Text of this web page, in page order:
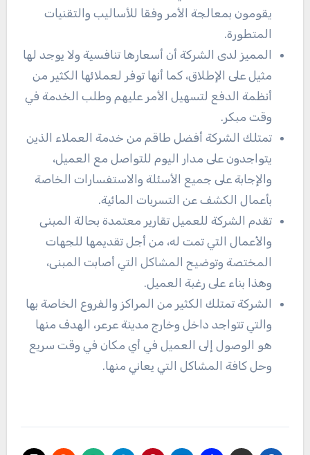
يقومون بمعالجة الأمر وفقا للأساليب والتقنيات
المتطورة.
المميز لدى الشركة أن أسعارها تنافسية ولا يوجد لها
مثيل على الإطلاق، كما أنها توفر لعملائها الكثير من
أنظمة الدفع لتسهيل الأمر عليهم وطلب الخدمة في
وقت مبكر.
تمتلك الشركة أفضل طاقم من خدمة العملاء الذين
يتواجدون على مدار اليوم للتواصل مع العميل،
والإجابة على جميع الأسئلة والاستفسارات الخاصة
بأعمال الكشف عن التسربات المائية.
تقدم الشركة للعميل تقارير معتمدة بحالة المبنى
والأعمال التي تمت له، من أجل تقديمها للجهات
المختصة وتوضيح المشاكل التي أصابت المبنى،
وهذا بناء على رغبة العميل.
الشركة تمتلك الكثير من المراكز والفروع الخاصة بها
والتي تتواجد داخل وخارج مدينة عرعر، الهدف منها
هو الوصول إلى العميل في أي مكان في وقت سريع
وحل كافة المشاكل التي يعاني منها.